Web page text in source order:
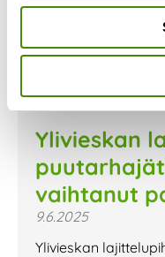
Ylivieskan
vaihtanut
9.6.2025
Ylivieskan